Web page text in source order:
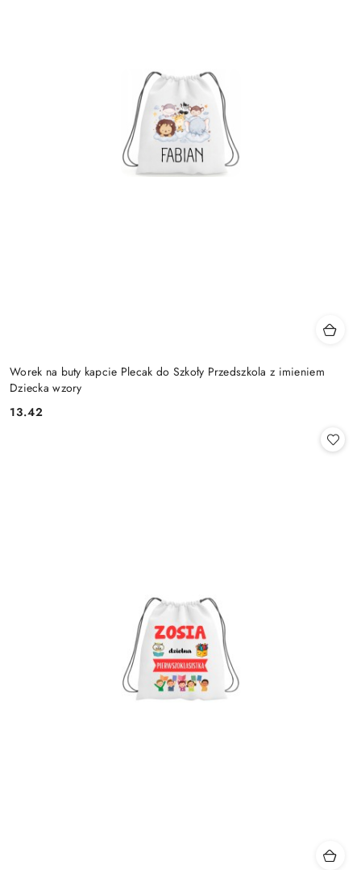
Worek na buty kapcie Plecak do Szkoły Przedszkola z imieniem
Dziecka wzory
Cena:
13.42